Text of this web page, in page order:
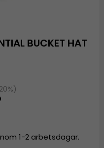
BUCKET HAT
1-2 arbetsdagar.